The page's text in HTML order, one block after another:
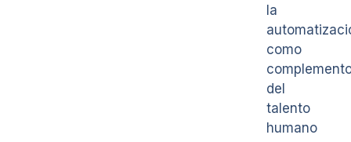
la
como
del
talento
humano